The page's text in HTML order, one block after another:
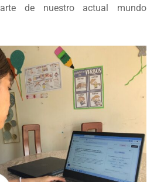
de nuestro actual mundo